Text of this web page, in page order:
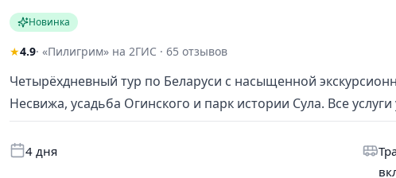
Новинка
★4.9· «Пилигрим» на 2ГИС · 65 отзывов
Четырёхдневный тур по Беларуси с насыщенной
Несвижа, усадьба Огинского и парк истории Сула. Все
4 дня